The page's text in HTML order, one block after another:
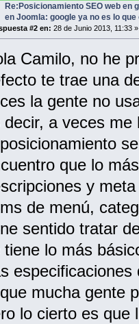
Re:Posicionamiento SEO web en
en Joomla: google ya no es lo que
#2 en: 28 de Junio 2013, 11:33 »
Camilo, no he
te trae una
la gente no
decir, a veces me
que lo
y
de menú,
sentido tratar
tiene lo más
mucha gente
lo cierto es que